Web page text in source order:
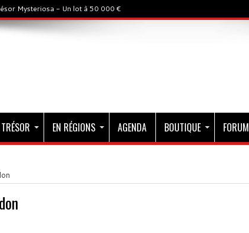
Mysteriosa - Un lot à 50 000 €
EN RÉGIONS AGENDA BOUTIQUE FORUM